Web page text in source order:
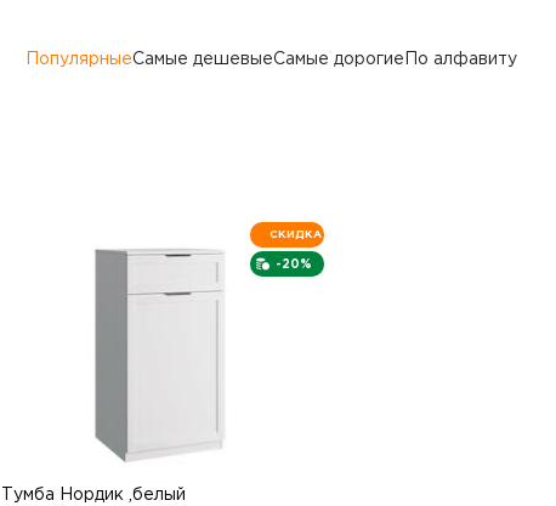
ПопулярныеСамые дешевыеСамые дорогие По алфавиту
-20%
СКИДКА
Тумба Нордик ,белый